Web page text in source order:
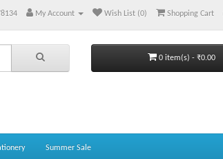
My Account Wish List (0) Shopping Cart
0 item(s) - ₹0.00
Summer Sale